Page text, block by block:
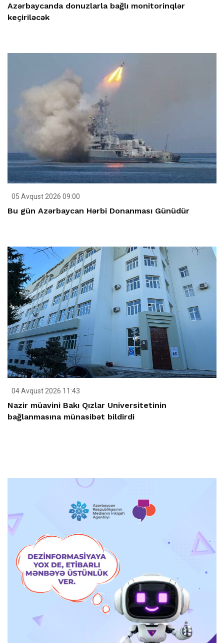
Azərbaycanda donuzlarla bağlı monitorinqlər
keçiriləcək
05 Avqust 2026 09:00
Bu gün Azərbaycan Hərbi Donanması Günüdür
04 Avqust 2026 11:43
Nazir müavini Bakı Qızlar Universitetinin
bağlanmasına münasibət bildirdi